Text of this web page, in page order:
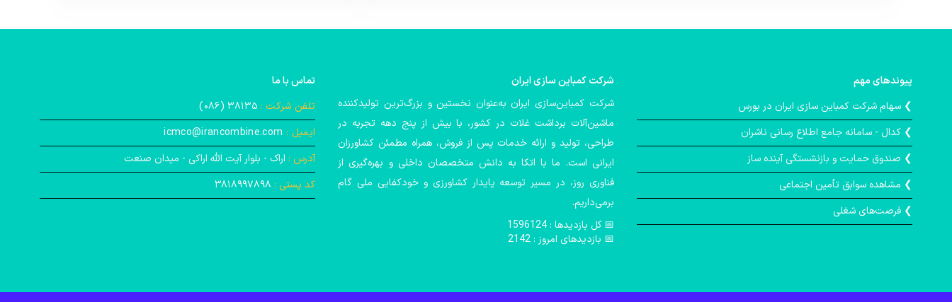
پیوندهای مهم
❯ سهام شرکت کمباین سازی ایران در بورس
❯ کدال - سامانه جامع اطلاع رسانی ناشران
❯ صندوق حمايت و بازنشستگی آينده ساز
❯ مشاهده سوابق تأمین اجتماعی
❯ فرصت‌های شغلی
شركت كمباین سازی ایران
شرکت کمباین‌سازی ایران به‌عنوان نخستین و بزرگ‌ترین تولیدکننده
ماشین‌آلات برداشت غلات در کشور، با بیش از پنج دهه تجربه در
طراحی، تولید و ارائه خدمات پس از فروش، همراه مطمئن کشاورزان
ایرانی است. ما با اتکا به دانش متخصصان داخلی و بهره‌گیری از
فناوری روز، در مسیر توسعه پایدار کشاورزی و خودکفایی ملی گام
برمی‌داریم.
📅️ کل بازدیدها : 1596124
📅 بازدیدهای امروز : 2142
تماس با ما
تلفن شرکت :۳۸۱۳۵ (۰۸۶)
ایمیل : icmco@irancombine.com
آدرس : اراک - بلوار آیت‌ الله اراکی - میدان صنعت
کد پستی : ۳۸۱۸۹۹۷۸۹۸